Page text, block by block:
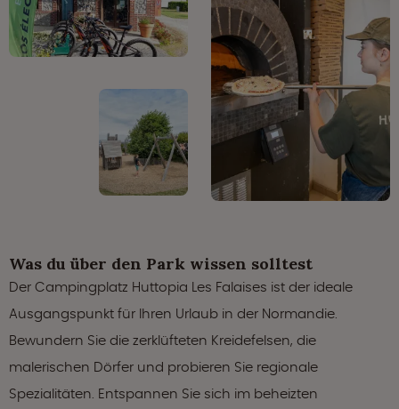
Was du über den Park wissen solltest
Der Campingplatz Huttopia Les Falaises ist der ideale
Ausgangspunkt für Ihren Urlaub in der Normandie.
Bewundern Sie die zerklüfteten Kreidefelsen, die
malerischen Dörfer und probieren Sie regionale
Spezialitäten. Entspannen Sie sich im beheizten